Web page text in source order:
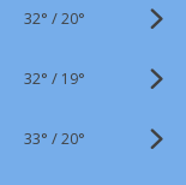
32° /20°
32° / 19°
33° /20°